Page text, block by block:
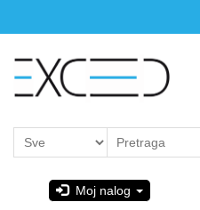
Moj nalog